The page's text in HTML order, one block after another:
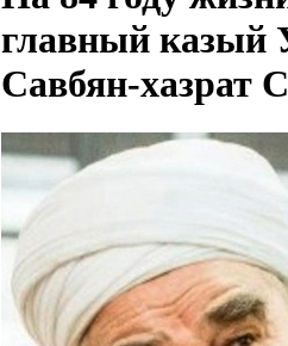
главный казый
Савбян-хазрат